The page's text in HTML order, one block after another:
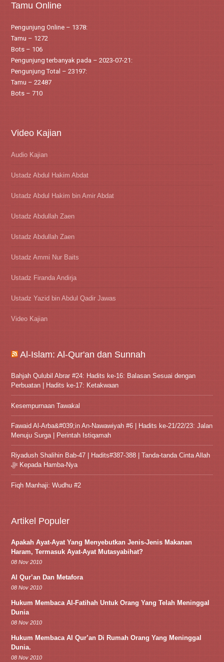
Tamu Online
Pengunjung Online – 1378:
Tamu – 1272
Bots – 106
Pengunjung terbanyak pada – 2023-07-21:
Pengunjung Total – 23197:
Tamu – 22487
Bots – 710
Video Kajian
Audio Kajian
Ustadz Abdul Hakim Abdat
Ustadz Abdul Hakim bin Amir Abdat
Ustadz Abdullah Zaen
Ustadz Abdullah Zaen
Ustadz Ammi Nur Baits
Ustadz Firanda Andirja
Ustadz Yazid bin Abdul Qadir Jawas
Video Kajian
Al-Islam: Al-Qur'an dan Sunnah
Bahjah Qulubil Abrar #24: Hadits ke-16: Balasan Sesuai dengan
Perbuatan | Hadits ke-17: Ketakwaan
Kesempurnaan Tawakal
Fawaid Al-Arba&#039;in An-Nawawiyah #6 | Hadits ke-21/22/23: Jalan
Menuju Surga | Perintah Istiqamah
Riyadush Shalihin Bab-47 | Hadits#387-388 | Tanda-tanda Cinta Allah
ﷻ Kepada Hamba-Nya
Fiqh Manhaji: Wudhu #2
Artikel Populer
Apakah Ayat-Ayat Yang Menyebutkan Jenis-Jenis Makanan
Haram, Termasuk Ayat-Ayat Mutasyabihat?
08 Nov 2010
Al Qur’an Dan Metafora
08 Nov 2010
Hukum Membaca Al-Fatihah Untuk Orang Yang Telah Meninggal
Dunia
08 Nov 2010
Hukum Membaca Al Qur’an Di Rumah Orang Yang Meninggal
Dunia.
08 Nov 2010